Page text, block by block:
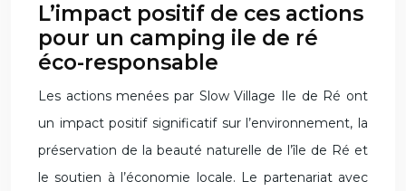
L’impact positif de ces actions
pour un camping ile de ré
éco-responsable
Les actions menées par Slow Village Ile de Ré ont
un impact positif significatif sur l’environnement, la
préservation de la beauté naturelle de l’île de Ré et
le soutien à l’économie locale. Le partenariat avec